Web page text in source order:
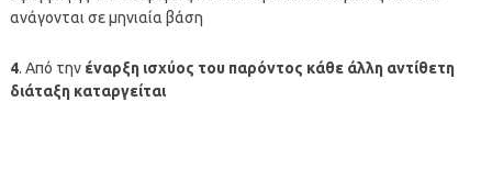
ανάγονται σε μηνιαία βάση
4. Από την έναρξη ισχύος του παρόντος κάθε άλλη αντίθετη
διάταξη καταργείται